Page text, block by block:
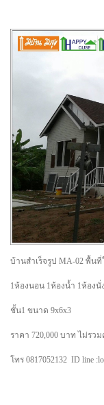
บ้านสำเร็จรูป MA-02 พื้นที่
1ห้องนอน 1ห้องน้ำ 1ห้องนั่
ชั้น1 ขนาด 9x6x3
ราคา 720,000 บาท ไม่ร
โทร 0817052132 ID line